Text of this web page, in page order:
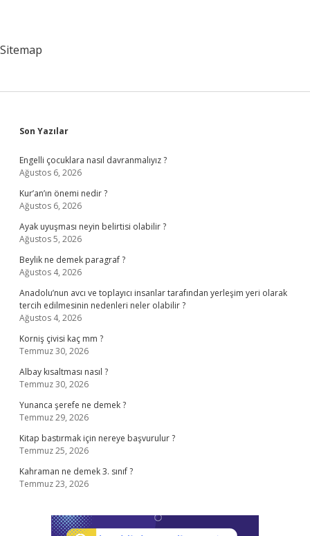
Sitemap
Sidebar
Son Yazılar
Engelli çocuklara nasıl davranmalıyız ?
Ağustos 6, 2026
Kur’an’ın önemi nedir ?
Ağustos 6, 2026
Ayak uyuşması neyin belirtisi olabilir ?
Ağustos 5, 2026
Beylik ne demek paragraf ?
Ağustos 4, 2026
Anadolu’nun avcı ve toplayıcı insanlar tarafından yerleşim yeri olarak
tercih edilmesinin nedenleri neler olabilir ?
Ağustos 4, 2026
Korniş çivisi kaç mm ?
Temmuz 30, 2026
Albay kısaltması nasıl ?
Temmuz 30, 2026
Yunanca şerefe ne demek ?
Temmuz 29, 2026
Kitap bastırmak için nereye başvurulur ?
Temmuz 25, 2026
Kahraman ne demek 3. sınıf ?
Temmuz 23, 2026